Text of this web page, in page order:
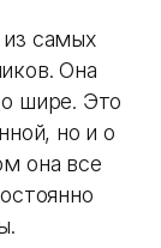
самых
Она
шире. Это
но и о
она все